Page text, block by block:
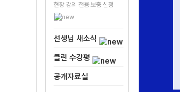
현장 강의 전용 보충 신청
선생님 새소식
클린 수강평
공개자료실
해결이 안 돼도 해석은 되게 하라 계속 말씀
않는 지문을 해결하게 해준다 였는데
- 수강생 류*솔 -